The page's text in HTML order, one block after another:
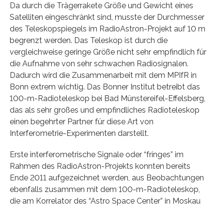
Da durch die Trägerrakete Größe und Gewicht eines
Satelliten eingeschränkt sind, musste der Durchmesser
des Teleskopspiegels im RadioAstron-Projekt auf 10 m
begrenzt werden. Das Teleskop ist durch die
vergleichweise geringe Größe nicht sehr empfindlich für
die Aufnahme von sehr schwachen Radiosignalen.
Dadurch wird die Zusammenarbeit mit dem MPIfR in
Bonn extrem wichtig. Das Bonner Institut betreibt das
100-m-Radioteleskop bei Bad Münstereifel-Effelsberg,
das als sehr großes und empfindliches Radioteleskop
einen begehrter Partner für diese Art von
Interferometrie-Experimenten darstellt.
Erste interferometrische Signale oder “fringes” im
Rahmen des RadioAstron-Projekts konnten bereits
Ende 2011 aufgezeichnet werden, aus Beobachtungen
ebenfalls zusammen mit dem 100-m-Radioteleskop,
die am Korrelator des “Astro Space Center” in Moskau